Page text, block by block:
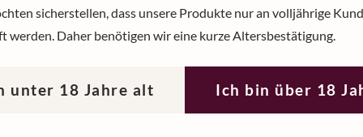
sicherstellen, dass unsere Produkte nur an volljährige
werden. Daher benötigen wir eine kurze Altersbestätigung.
unter 18 Jahre alt Ich bin über 18